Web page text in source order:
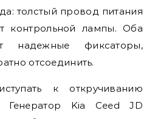
толстый провод питания
контрольной лампы. Оба
надежные фиксаторы,
отсоединить.
к откручиванию
Генератор Kia Ceed JD